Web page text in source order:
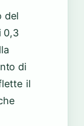
del
0,3
di
il